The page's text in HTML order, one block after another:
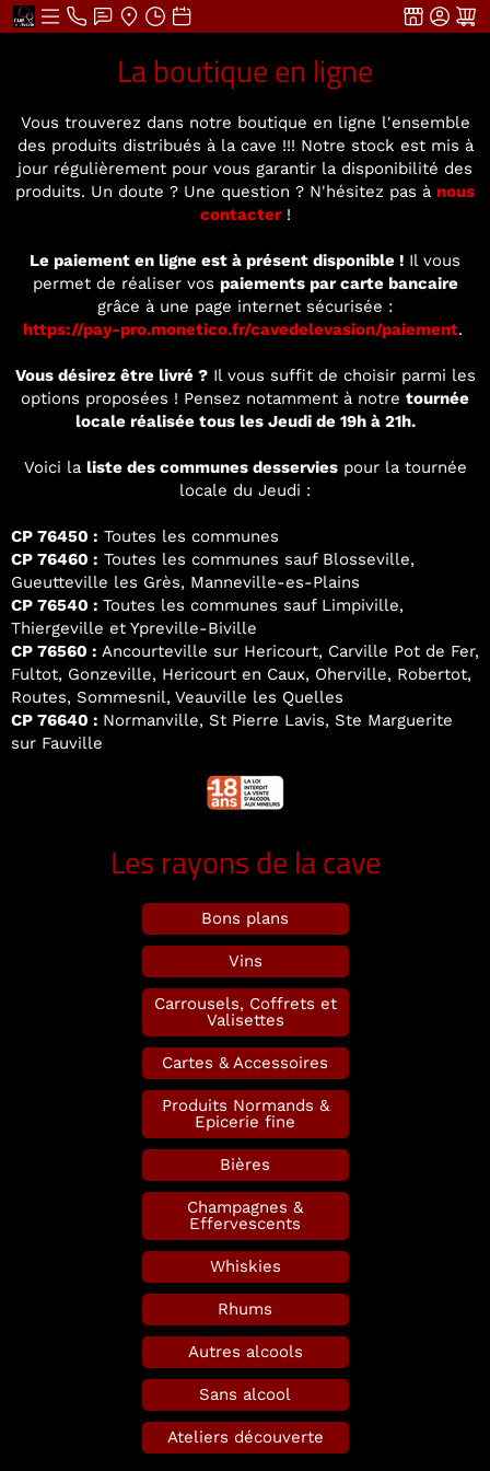
La boutique en ligne
Vous trouverez dans notre boutique en ligne l'ensemble
des produits distribués à la cave !!! Notre stock est mis à
jour régulièrement pour vous garantir la disponibilité des
produits. Un doute ? Une question ? N'hésitez pas à nous
contacter!
Le paiement en ligne est à présent disponible ! Il vous
permet de réaliser vos paiements par carte bancaire
grâce à une page internet sécurisée :
https://pay-pro.monetico.fr/cavedelevasion/paiement.
Vous désirez être livré ?Il vous suffit de choisir parmi les
options proposées ! Pensez notamment à notre tournée
locale réalisée tous les Jeudi de 19h à 21h.
Voici la liste des communes desserviespour la tournée
locale du Jeudi :
CP 76450 : Toutes les communes
CP 76460 : Toutes les communes sauf Blosseville,
Gueutteville les Grès, Manneville-es-Plains
CP 76540 : Toutes les communes sauf Limpiville,
Thiergeville et Ypreville-Biville
CP 76560 : Ancourteville sur Hericourt, Carville Pot de Fer,
Fultot, Gonzeville, Hericourt en Caux, Oherville, Robertot,
Routes, Sommesnil, Veauville les Quelles
CP 76640 : Normanville, St Pierre Lavis, Ste Marguerite
sur Fauville
Les rayons de la cave
Bons plans
Vins
Carrousels, Coffrets et
Valisettes
Cartes & Accessoires
Produits Normands &
Epicerie fine
Bières
Champagnes &
Effervescents
Whiskies
Rhums
Autres alcools
Sans alcool
Ateliers découverte